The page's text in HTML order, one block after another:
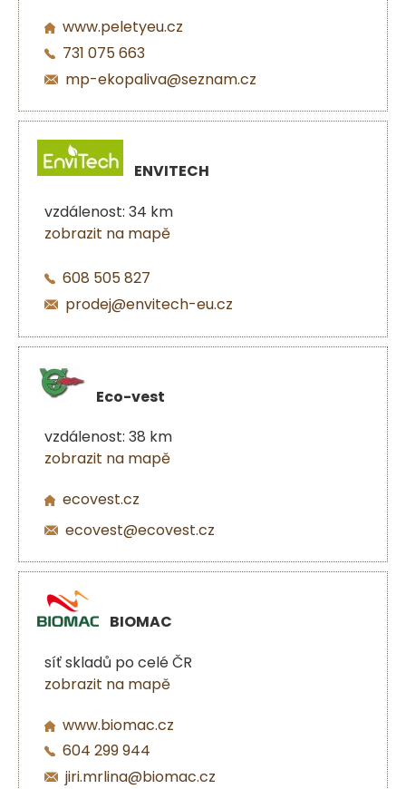
www.peletyeu.cz
731 075 663
mp-ekopaliva@seznam.cz
ENVITECH
vzdálenost: 34 km
zobrazit na mapě
608 505 827
prodej@envitech-eu.cz
Eco-vest
vzdálenost: 38 km
zobrazit na mapě
ecovest.cz
ecovest@ecovest.cz
BIOMAC
síť skladů po celé ČR
zobrazit na mapě
www.biomac.cz
604 299 944
jiri.mrlina@biomac.cz